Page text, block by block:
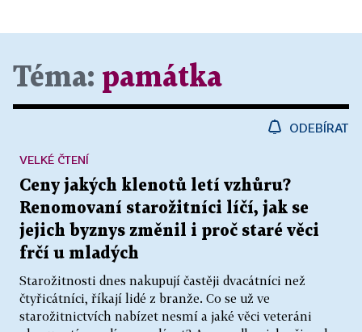
Vinohradech,
3. Čistírna odpadních vod v Praze v Bubenči;
Park a zámek v Průhonicích;
l) v Ústeckém kraji
Děkanský kostel Nanebevzetí Panny Marie v
Mostě;
m) v kraji Vysočina
Téma: památka
ODEBÍRAT
Ceny jakých klenotů letí vzhůru?
Renomovaní starožitníci líčí, jak se
jejich byznys změnil i proč staré věci
frčí u mladých
Starožitnosti dnes nakupují častěji dvacátníci než
čtyřicátníci, říkají lidé z branže. Co se už ve
starožitnictvích nabízet nesmí a jaké věci veteráni
VELKÉ ČTENÍ